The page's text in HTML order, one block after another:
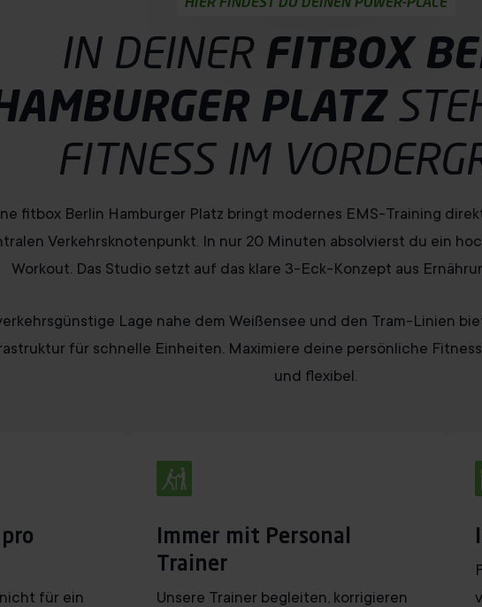
HIER FINDEST DU DEINEN POWER-PLACE
IN DEINER FITBOX
PLATZ
FITNESSIM
fitbox Berlin Hamburger Platz bringt modernes EMS-Training
Verkehrsknotenpunkt. In nur 20 Minuten absolvierst du ein
Workout. Das Studio setzt auf das klare 3-Eck-Konzept aus
Lage nahe dem Weißensee und den Tram-Linien
für schnelle Einheiten. Maximiere deine persönliche
und flexibel.
für ein
Immer mit Personal
Trainer
Unsere Trainer begleiten, korrigieren